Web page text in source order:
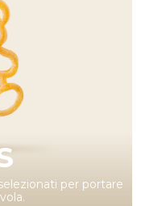
per portare